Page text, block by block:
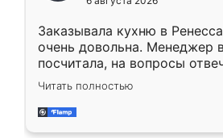
мебели буду заказывать
Заказывала кухню в
очень довольна. Менеджер
посчитала, на вопросы
Замерщик приехал в
делу со всей
за день, ребята работали
Читать полностью